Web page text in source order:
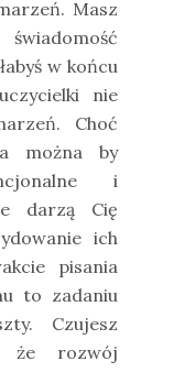
Masz
w końcu
nie
Choć
można by
i
darzą Cię
ich
pisania
to zadaniu
Czujesz
że rozwój